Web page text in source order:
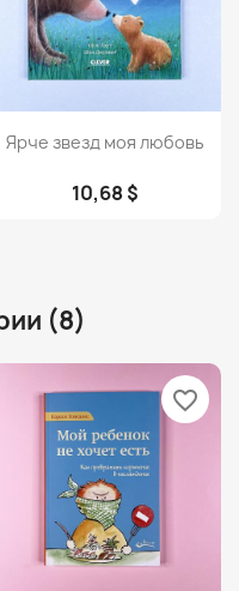
Просмотр
Ярче звезд моя любовь
10,68 $
(8)
favorite_border